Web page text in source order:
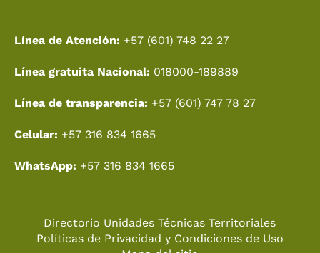
Línea de Atención: +57 (601) 748 22 27
Línea gratuita Nacional: 018000-189889
Línea de transparencia: +57 (601) 747 78 27
Celular: +57 316 834 1665
WhatsApp: +57 316 834 1665
Directorio Unidades Técnicas Territoriales
Políticas de Privacidad y Condiciones de Uso